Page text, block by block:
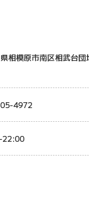
相模原市南区相武台団
4972
22:00